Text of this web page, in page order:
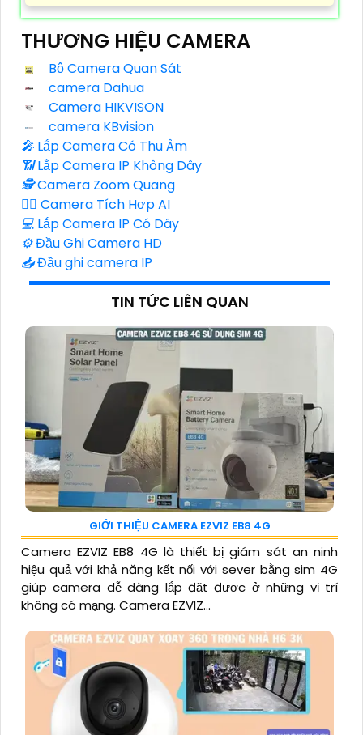
THƯƠNG HIỆU CAMERA
Bộ Camera Quan Sát
camera Dahua
Camera HIKVISON
camera KBvision
️🎤️ Lắp Camera Có Thu Âm
📶Lắp Camera IP Không Dây
🕵️Camera Zoom Quang
🧛‍♀️ Camera Tích Hợp AI
💻 Lắp Camera IP Có Dây
⚙️Đầu Ghi Camera HD
📥Đầu ghi camera IP
TIN TỨC LIÊN QUAN
GIỚI THIỆU CAMERA EZVIZ EB8 4G
Camera EZVIZ EB8 4G là thiết bị giám sát an ninh
hiệu quả với khả năng kết nối với sever bằng sim 4G
giúp camera dễ dàng lắp đặt được ở những vị trí
không có mạng. Camera EZVIZ...